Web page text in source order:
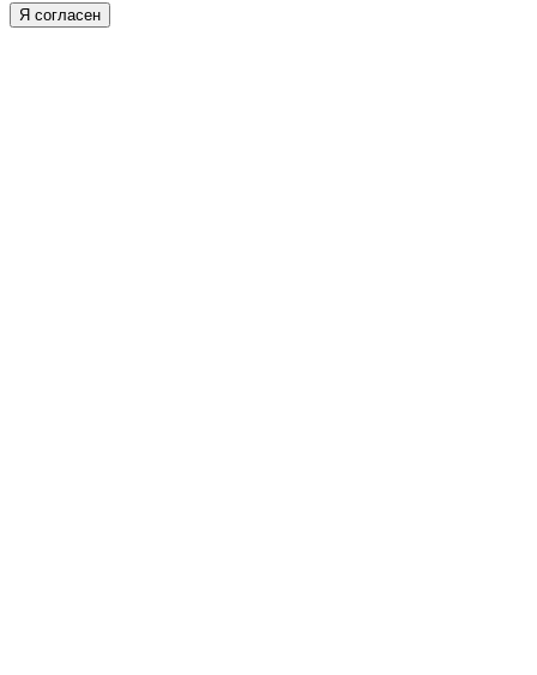
Я согласен